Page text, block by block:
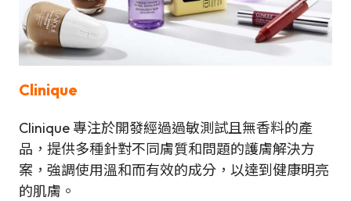
Clinique
Clinique 專注於開發經過過敏測試且無香料的產
品，提供多種針對不同膚質和問題的護膚解決方
案，強調使用溫和而有效的成分，以達到健康明亮
的肌膚。